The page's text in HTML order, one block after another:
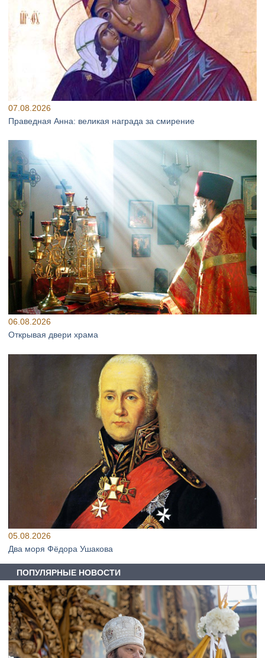
07.08.2026
Праведная Анна: великая награда за смирение
06.08.2026
Открывая двери храма
05.08.2026
Два моря Фёдора Ушакова
ПОПУЛЯРНЫЕ НОВОСТИ